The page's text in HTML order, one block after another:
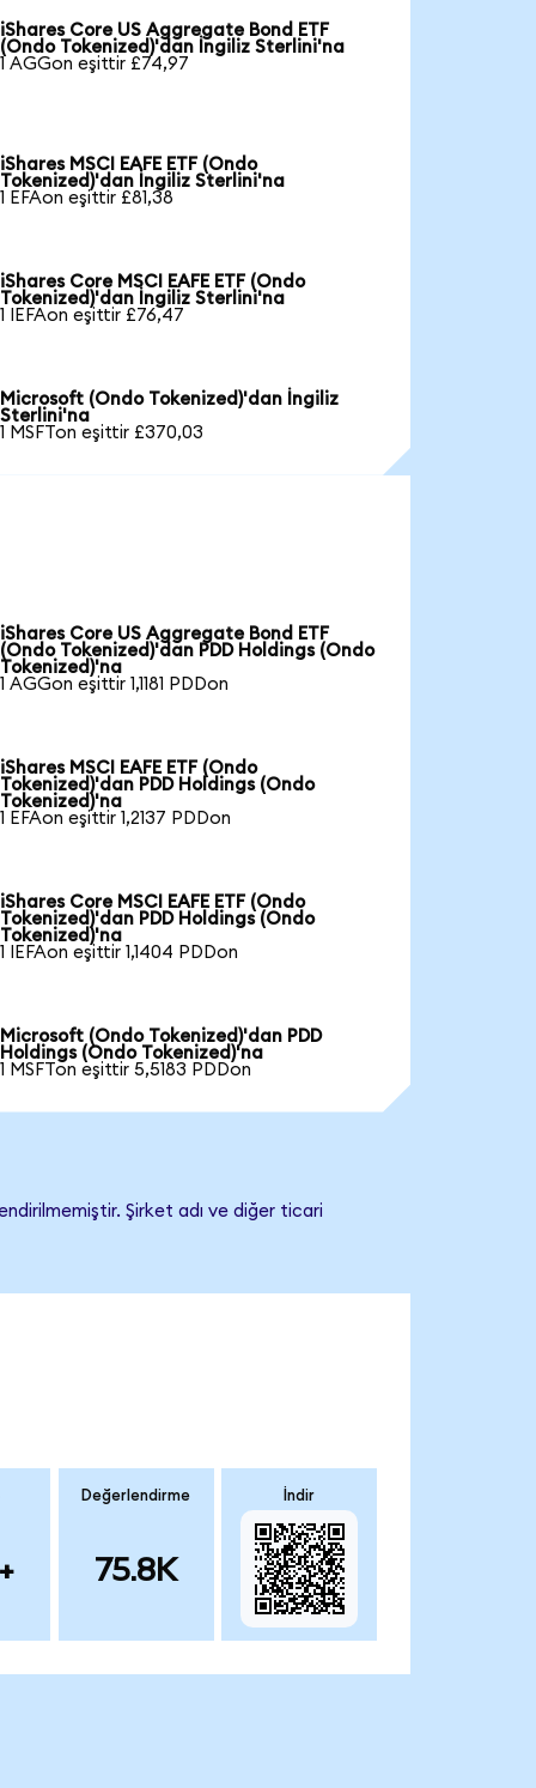
iShares Core US Aggregate Bond ETF
(Ondo Tokenized)'dan İngiliz Sterlini'na
1 AGGon eşittir £74,97
iShares MSCI EAFE ETF (Ondo
Tokenized)'dan İngiliz Sterlini'na
1 EFAon eşittir £81,38
iShares Core MSCI EAFE ETF (Ondo
Tokenized)'dan İngiliz Sterlini'na
1 IEFAon eşittir £76,47
Microsoft (Ondo Tokenized)'dan İngiliz
Sterlini'na
1 MSFTon eşittir £370,03
iShares Core US Aggregate Bond ETF
(Ondo Tokenized)'dan PDD Holdings (Ondo
Tokenized)'na
1 AGGon eşittir 1,1181 PDDon
iShares MSCI EAFE ETF (Ondo
Tokenized)'dan PDD Holdings (Ondo
Tokenized)'na
1 EFAon eşittir 1,2137 PDDon
iShares Core MSCI EAFE ETF (Ondo
Tokenized)'dan PDD Holdings (Ondo
Tokenized)'na
1 IEFAon eşittir 1,1404 PDDon
Microsoft (Ondo Tokenized)'dan PDD
Holdings (Ondo Tokenized)'na
1 MSFTon eşittir 5,5183 PDDon
Şirket adı ve diğer ticari
Değerlendirme
75.8K
İndir